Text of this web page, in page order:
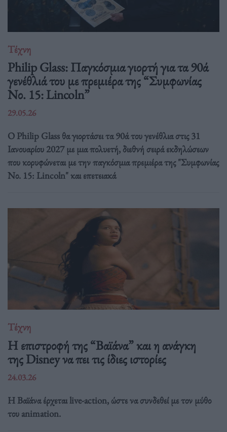
Τέχνη
Philip Glass: Παγκόσμια γιορτή για τα 90ά
γενέθλιά του με πρεμιέρα της “Συμφωνίας
Νο. 15: Lincoln”
29.05.26
Ο Philip Glass θα γιορτάσει τα 90ά του γενέθλια στις 31
Ιανουαρίου 2027 με μια πολυετή, διεθνή σειρά εκδηλώσεων
που κορυφώνεται με την παγκόσμια πρεμιέρα της "Συμφωνίας
Νο. 15: Lincoln" και επετειακά
Τέχνη
Η επιστροφή της “Βαϊάνα” και η ανάγκη
της Disney να πει τις ίδιες ιστορίες
24.03.26
Η Βαϊάνα έρχεται live-action, ώστε να συνδεθεί με τον μύθο
του animation.